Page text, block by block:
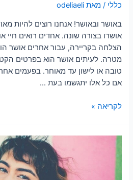
כללי / מאתodeliaeli
באושר ובאושר! אנחנו רוצים להיות
אושרו בצורה שונה. אחדים רואים חיי
הצלחה בקריירה, עבור אחרים אושר
מטרה. לעיתים אושר הוא בפרטים
טובה או לישון עד מאוחר. בפעמים
אם כל אלו יתגשמו בעת …
לקריאה »